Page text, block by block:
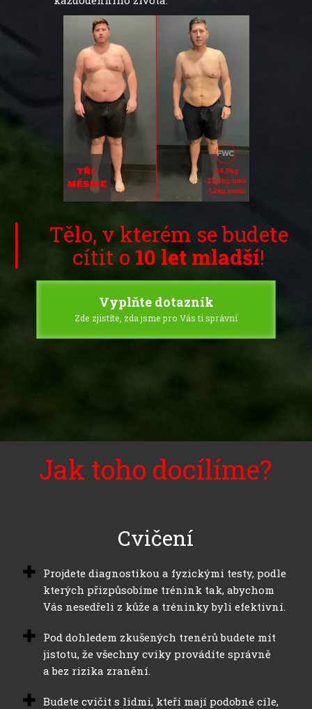
Tělo, v kterém se budete
cítit o 10 let mladší!
Vyplňte dotazník
Zde zjistíte, zda jsme pro Vás ti správní
Jak toho docílíme?
Cvičení
Projdete diagnostikou a fyzickými testy, podle
kterých přizpůsobíme trénink tak, abychom
Vás nesedřeli z kůže a tréninky byli efektivní.
Pod dohledem zkušených trenérů budete mít
jistotu, že všechny cviky provádíte správně
a bez rizika zranění.
Budete cvičit s lidmi, kteří mají podobné cíle,